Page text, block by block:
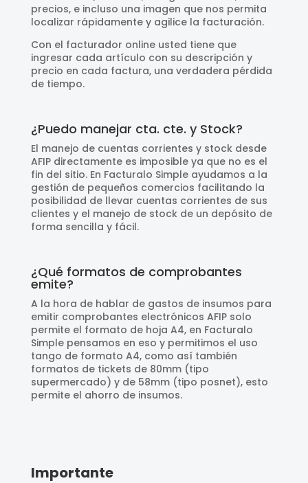
precios, e incluso una imagen que nos permita
localizar rápidamente y agilice la facturación.
Con el facturador online usted tiene que
ingresar cada artículo con su descripción y
precio en cada factura, una verdadera pérdida
de tiempo.
¿Puedo manejar cta. cte. y Stock?
El manejo de cuentas corrientes y stock desde
AFIP directamente es imposible ya que no es el
fin del sitio. En Facturalo Simple ayudamos a la
gestión de pequeños comercios facilitando la
posibilidad de llevar cuentas corrientes de sus
clientes y el manejo de stock de un depósito de
forma sencilla y fácil.
¿Qué formatos de comprobantes
emite?
A la hora de hablar de gastos de insumos para
emitir comprobantes electrónicos AFIP solo
permite el formato de hoja A4, en Facturalo
Simple pensamos en eso y permitimos el uso
tango de formato A4, como así también
formatos de tickets de 80mm (tipo
supermercado) y de 58mm (tipo posnet), esto
permite el ahorro de insumos.
Importante